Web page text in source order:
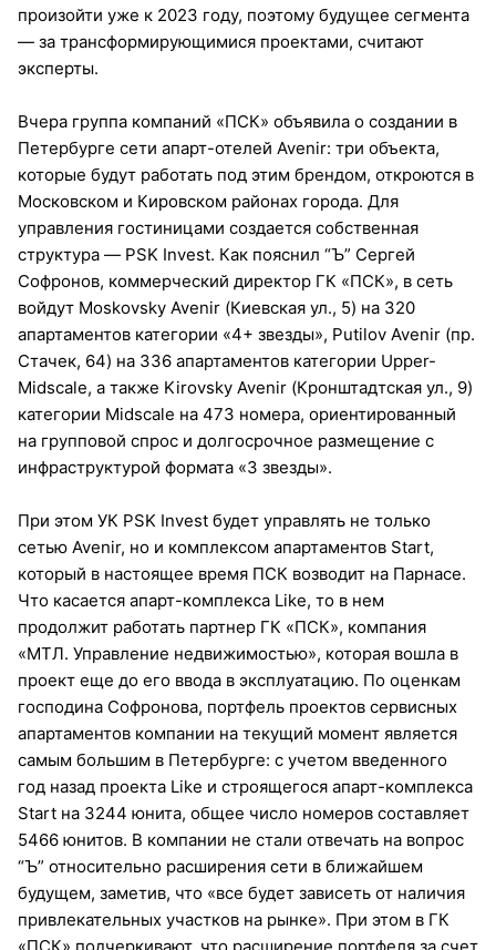
произойти уже к 2023 году, поэтому будущее сегмента
— за трансформирующимися проектами, считают
эксперты.
Вчера группа компаний «ПСК» объявила о создании в
Петербурге сети апарт-отелей Avenir: три объекта,
которые будут работать под этим брендом, откроются в
Московском и Кировском районах города. Для
управления гостиницами создается собственная
структура — PSK Invest. Как пояснил “Ъ” Сергей
Софронов, коммерческий директор ГК «ПСК», в сеть
войдут Moskovsky Avenir (Киевская ул., 5) на 320
апартаментов категории «4+ звезды», Putilov Avenir (пр.
Стачек, 64) на 336 апартаментов категории Upper-
Midscale, а также Kirovsky Avenir (Кронштадтская ул., 9)
категории Midscale на 473 номера, ориентированный
на групповой спрос и долгосрочное размещение с
инфраструктурой формата «3 звезды».
При этом УК PSK Invest будет управлять не только
сетью Avenir, но и комплексом апартаментов Start,
который в настоящее время ПСК возводит на Парнасе.
Что касается апарт-комплекса Like, то в нем
продолжит работать партнер ГК «ПСК», компания
«МТЛ. Управление недвижимостью», которая вошла в
проект еще до его ввода в эксплуатацию. По оценкам
господина Софронова, портфель проектов сервисных
апартаментов компании на текущий момент является
самым большим в Петербурге: с учетом введенного
год назад проекта Like и строящегося апарт-комплекса
Start на 3244 юнита, общее число номеров составляет
5466 юнитов. В компании не стали отвечать на вопрос
“Ъ” относительно расширения сети в ближайшем
будущем, заметив, что «все будет зависеть от наличия
привлекательных участков на рынке». При этом в ГК
«ПСК» подчеркивают, что расширение портфеля за счет